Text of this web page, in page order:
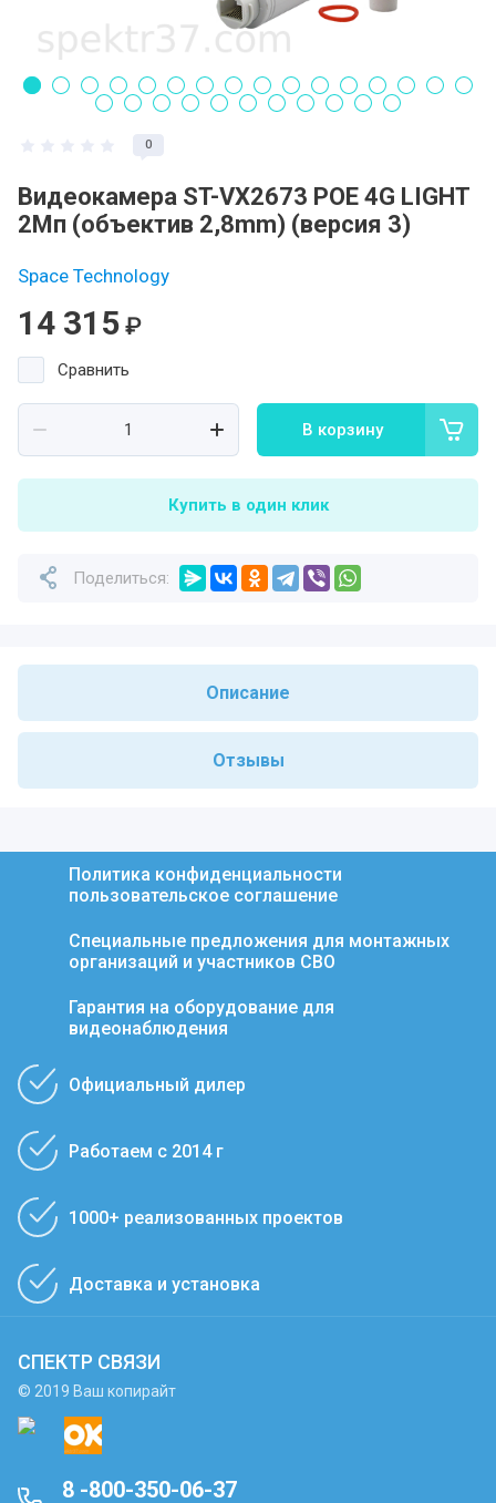
0
Видеокамера ST-VX2673 POE 4G LIGHT
2Мп (объектив 2,8mm) (версия 3)
Space Technology
14 315 ₽
Сравнить
В корзину
Купить в один клик
Поделиться:
Описание
Отзывы
Политика конфиденциальности
пользовательское соглашение
Специальные предложения для монтажных
организаций и участников СВО
Гарантия на оборудование для
видеонаблюдения
Официальный дилер
Работаем с 2014 г
1000+ реализованных проектов
Доставка и установка
СПЕКТР СВЯЗИ
© 2019 Ваш копирайт
8 -800-350-06-37